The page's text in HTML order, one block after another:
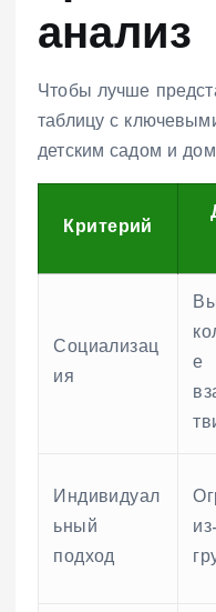
анализ
Чтобы лучше
таблицу с
детским садом и
Критерий
Социализац
ия
е
Индивидуал
ьный
подход